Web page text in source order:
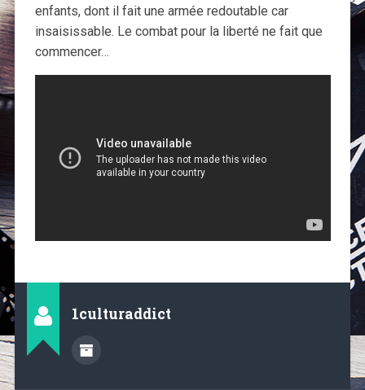
enfants, dont il fait une armée redoutable car
insaisissable. Le combat pour la liberté ne fait que
commencer…
1culturaddict